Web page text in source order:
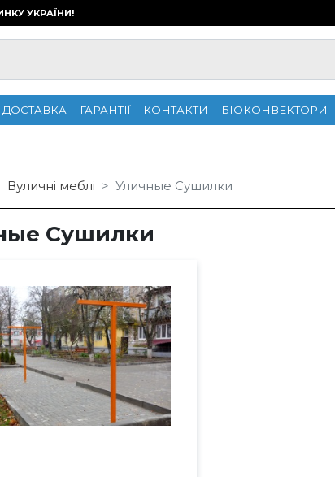
УКРАЇНИ!
ДОСТАВКА ГАРАНТІЇ КОНТАКТИ БІОКОНВЕКТОРИ
Вуличні меблі Уличные Сушилки
Сушилки